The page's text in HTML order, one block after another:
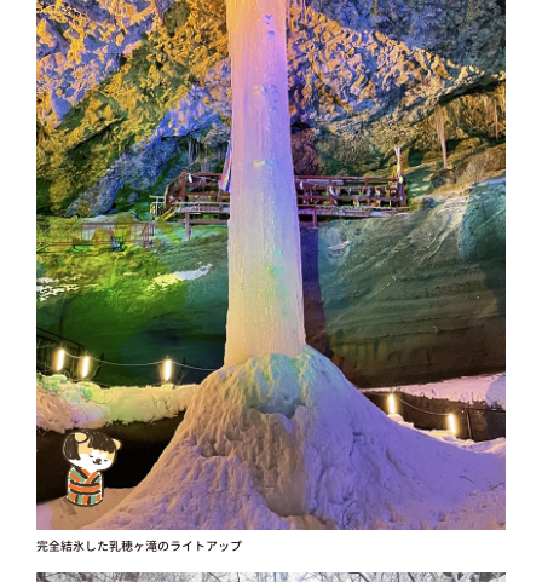
完全結氷した乳穂ヶ滝のライトアップ